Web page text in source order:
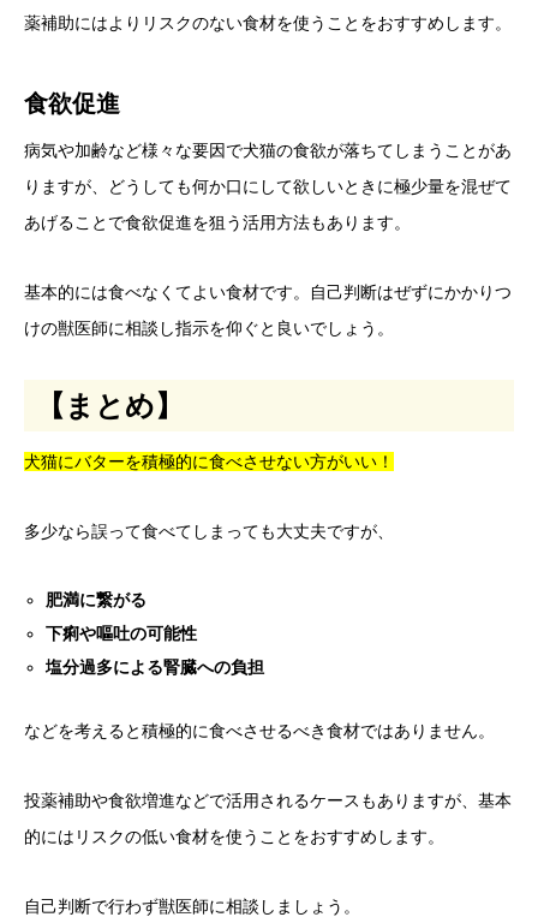
薬補助にはよりリスクのない食材を使うことをおすすめします。
食欲促進
病気や加齢など様々な要因で犬猫の食欲が落ちてしまうことがあ
りますが、どうしても何か口にして欲しいときに極少量を混ぜて
あげることで食欲促進を狙う活用方法もあります。
基本的には食べなくてよい食材です。自己判断はぜずにかかりつ
けの獣医師に相談し指示を仰ぐと良いでしょう。
【まとめ】
犬猫にバターを積極的に食べさせない方がいい！
多少なら誤って食べてしまっても大丈夫ですが、
肥満に繋がる
下痢や嘔吐の可能性
塩分過多による腎臓への負担
などを考えると積極的に食べさせるべき食材ではありません。
投薬補助や食欲増進などで活用されるケースもありますが、基本
的にはリスクの低い食材を使うことをおすすめします。
自己判断で行わず獣医師に相談しましょう。